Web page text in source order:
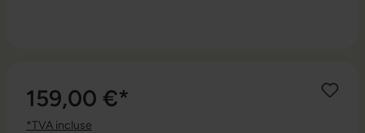
159,00 €*
*TVA incluse